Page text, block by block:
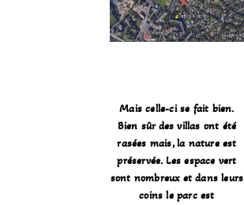
Mais celle-ci se fait bien.
Bien sûr des villas ont été
rasées mais, la nature est
préservée. Les espace vert
sont nombreux et dans leurs
coins le parc est